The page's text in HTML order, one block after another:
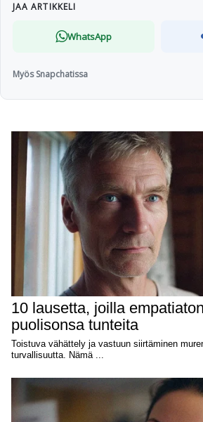
JAA ARTIKKELI
WhatsApp
Myös Snapchatissa